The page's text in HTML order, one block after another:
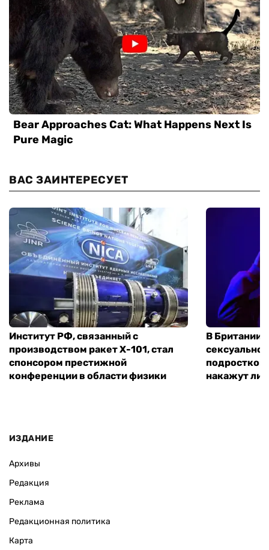
ВАС ЗАИНТЕРЕСУЕТ
Институт РФ, связанный с
производством ракет Х-101, стал
спонсором престижной
конференции в области физики
В Британии
подростком
накажут ли
ИЗДАНИЕ
Архивы
Редакция
Реклама
Редакционная политика
Карта